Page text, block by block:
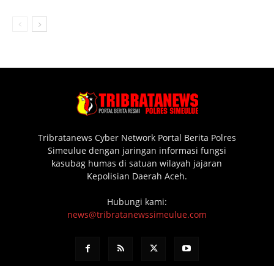
Tribratanews Cyber Network Portal Berita Polres
Simeulue dengan jaringan informasi fungsi
kasubag humas di satuan wilayah jajaran
Kepolisian Daerah Aceh.
Hubungi kami:
news@tribratanewssimeulue.com